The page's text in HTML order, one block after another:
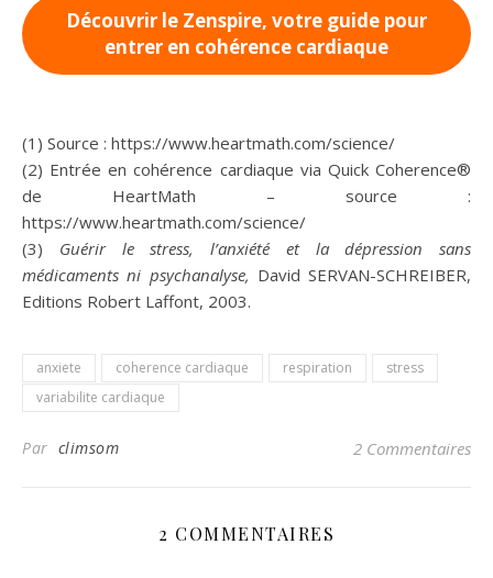
Découvrir le Zenspire, votre guide pour
entrer en cohérence cardiaque
(1) Source : https://www.heartmath.com/science/
(2) Entrée en cohérence cardiaque via Quick Coherence®
de HeartMath – source :
https://www.heartmath.com/science/
(3) Guérir le stress, l’anxiété et la dépression sans
médicaments ni psychanalyse, David SERVAN-SCHREIBER,
Editions Robert Laffont, 2003.
anxiete coherence cardiaque respiration
stress
variabilite cardiaque
Par climsom 2 Commentaires
2 COMMENTAIRES